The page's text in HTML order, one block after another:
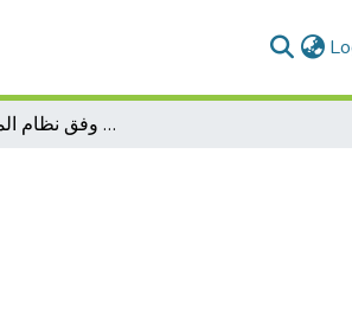
تسيير المخزونات وفق نظام المالي المحاسبي